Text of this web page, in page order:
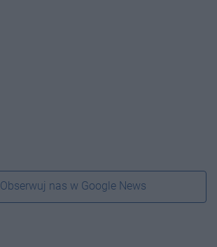
Obserwuj nas w Google News